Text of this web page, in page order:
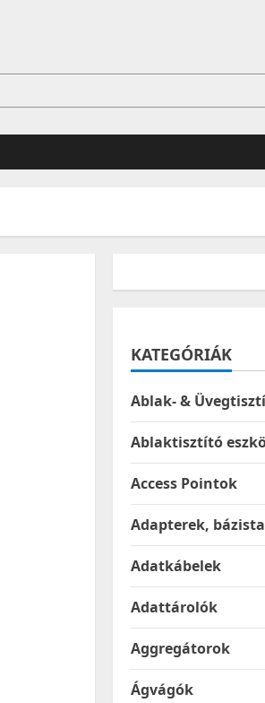
KATEGÓRIÁK
Ablak- &
Ablaktisztító
Access Pointok
Adapterek,
Adatkábelek
Adattárolók
Aggregátorok
Ágvágók